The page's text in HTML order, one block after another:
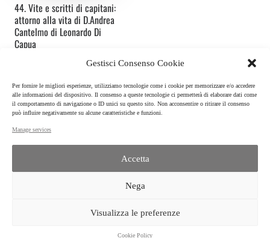
Gestisci Consenso Cookie
Per fornire le migliori esperienze, utilizziamo tecnologie come i cookie per memorizzare e/o accedere
alle informazioni del dispositivo. Il consenso a queste tecnologie ci permetterà di elaborare dati come
il comportamento di navigazione o ID unici su questo sito. Non acconsentire o ritirare il consenso
può influire negativamente su alcune caratteristiche e funzioni.
Manage services
Accetta
Nega
Visualizza le preferenze
Cookie Policy
44. Vite e scritti di capitani:
attorno alla vita di D.Andrea
Cantelmo di Leonardo Di
Capua
Studi Vichiani, n. 44
Napoli, 2005
ISBN:88-7188-977-0
Istituto per la Storia del Pensiero Filosofico e scientifico moderno
TRANSPARENT ADMINISTRATION|CONTACTS | RESTRICTED AREA | LEGAL NOTICE |